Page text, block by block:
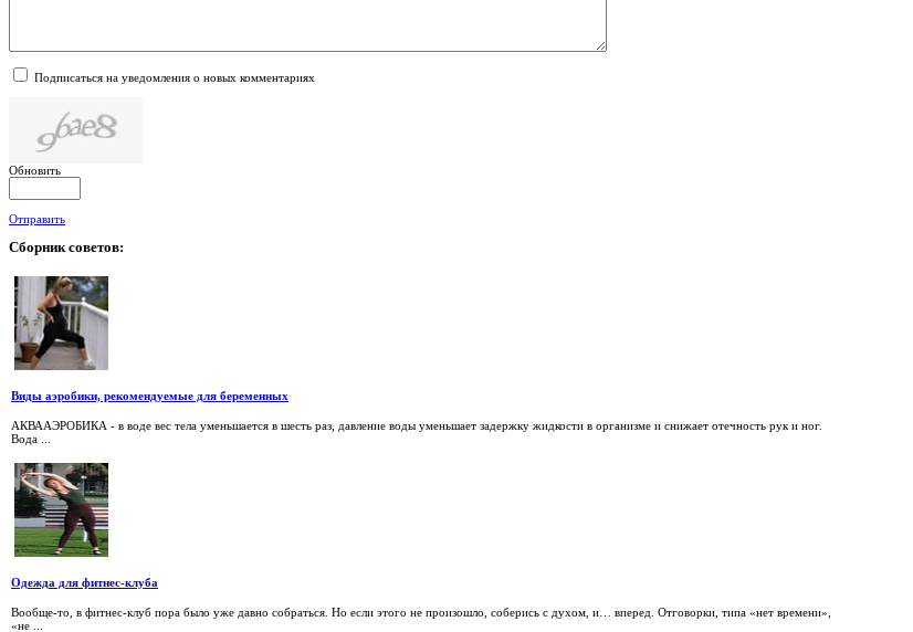
Подписаться на уведомления о новых комментариях
Обновить
Отправить
Сборниксоветов:
Виды аэробики, рекомендуемые для беременных
АКВААЭРОБИКА - в воде вес тела уменьшается в шесть раз, давление воды уменьшает задержку жидкости в организме и снижает отечность рук и ног.
Вода ...
Одежда для фитнес-клуба
Вообще-то, в фитнес-клуб пора было уже давно собраться. Но если этого не произошло, соберись с духом, и… вперед. Отговорки, типа «нет времени»,
«не ...